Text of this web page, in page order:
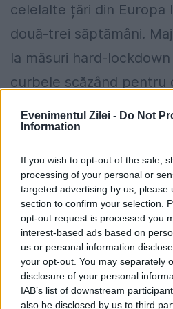
Evenimentul Zilei - Do Not
Information
If you wish to opt-out of the sale,
processing of your personal or
targeted advertising by us, please
section to confirm your selection.
opt-out request is processed you
interest-based ads based on
us or personal information
your opt-out. You may separately
disclosure of your personal
IAB’s list of downstream
also be disclosed by us to third
celelalte țări din Europa
două-trei săptămâni.
la măsuri hard-
curbele scăzând pentru
zona 21-22 octombrie”
epidemiolog în direct la